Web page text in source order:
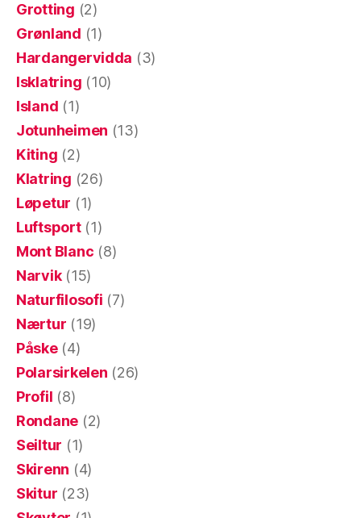
Grotting (2)
Grønland (1)
Hardangervidda (3)
Isklatring (10)
Island (1)
Jotunheimen (13)
Kiting (2)
Klatring (26)
Løpetur (1)
Luftsport(1)
Mont Blanc (8)
Narvik(15)
Naturfilosofi (7)
Nærtur (19)
Påske(4)
Polarsirkelen (26)
Profil (8)
Rondane (2)
Seiltur (1)
Skirenn (4)
Skitur (23)